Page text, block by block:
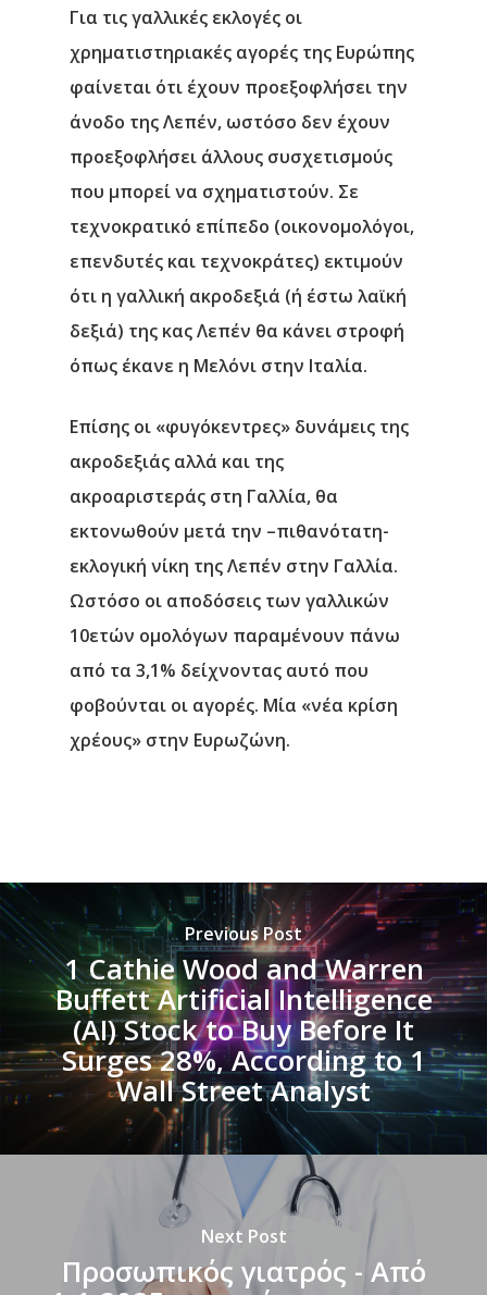
Για τις γαλλικές εκλογές οι
χρηματιστηριακές αγορές της Ευρώπης
φαίνεται ότι έχουν προεξοφλήσει την
άνοδο της Λεπέν, ωστόσο δεν έχουν
προεξοφλήσει άλλους συσχετισμούς
που μπορεί να σχηματιστούν. Σε
τεχνοκρατικό επίπεδο (οικονομολόγοι,
επενδυτές και τεχνοκράτες) εκτιμούν
ότι η γαλλική ακροδεξιά (ή έστω λαϊκή
δεξιά) της κας Λεπέν θα κάνει στροφή
όπως έκανε η Μελόνι στην Ιταλία.
Επίσης οι «φυγόκεντρες» δυνάμεις της
ακροδεξιάς αλλά και της
ακροαριστεράς στη Γαλλία, θα
εκτονωθούν μετά την –πιθανότατη-
εκλογική νίκη της Λεπέν στην Γαλλία.
Ωστόσο οι αποδόσεις των γαλλικών
10ετών ομολόγων παραμένουν πάνω
από τα 3,1% δείχνοντας αυτό που
φοβούνται οι αγορές. Μία «νέα κρίση
χρέους» στην Ευρωζώνη.
Previous Post
1 Cathie Wood and Warren
Buffett Artificial Intelligence
(AI) Stock to Buy Before It
Surges 28%, According to 1
Wall Street Analyst
Next Post
Προσωπικός γιατρός - Από